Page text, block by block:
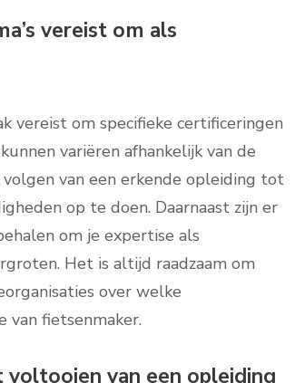
vereist om als
vereist om specifieke certificeringen
variëren afhankelijk van de
van een erkende opleiding tot
op te doen. Daarnaast zijn er
om je expertise als
Het is altijd raadzaam om
over welke
van fietsenmaker.
van een opleiding